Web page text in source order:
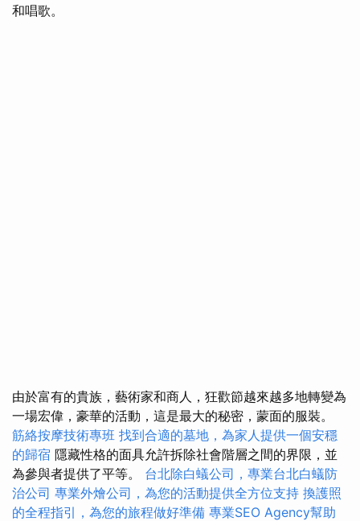
和唱歌。
由於富有的貴族，藝術家和商人，狂歡節越來越多地轉變為
一場宏偉，豪華的活動，這是最大的秘密，蒙面的服裝。
筋絡按摩技術專班 找到合適的墓地，為家人提供一個安穩
的歸宿 隱藏性格的面具允許拆除社會階層之間的界限，並
為參與者提供了平等。 台北除白蟻公司，專業台北白蟻防
治公司 專業外燴公司，為您的活動提供全方位支持 換護照
的全程指引，為您的旅程做好準備 專業SEO Agency幫助